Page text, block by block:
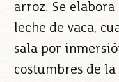
arroz. Se
leche de vaca,
sala por
costumbres de la